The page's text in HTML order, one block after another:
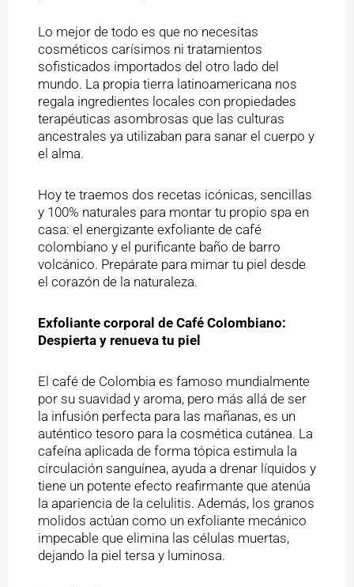
Lo mejor de todo es que no necesitas
cosméticos carísimos ni tratamientos
sofisticados importados del otro lado del
mundo. La propia tierra latinoamericana nos
regala ingredientes locales con propiedades
terapéuticas asombrosas que las culturas
ancestrales ya utilizaban para sanar el cuerpo y
el alma.
Hoy te traemos dos recetas icónicas, sencillas
y 100% naturales para montar tu propio spa en
casa: el energizante exfoliante de café
colombiano y el purificante baño de barro
volcánico. Prepárate para mimar tu piel desde
el corazón de la naturaleza.
Exfoliante corporal de Café Colombiano:
Despierta y renueva tu piel
El café de Colombia es famoso mundialmente
por su suavidad y aroma, pero más allá de ser
la infusión perfecta para las mañanas, es un
auténtico tesoro para la cosmética cutánea. La
cafeína aplicada de forma tópica estimula la
circulación sanguínea, ayuda a drenar líquidos y
tiene un potente efecto reafirmante que atenúa
la apariencia de la celulitis. Además, los granos
molidos actúan como un exfoliante mecánico
impecable que elimina las células muertas,
dejando la piel tersa y luminosa.